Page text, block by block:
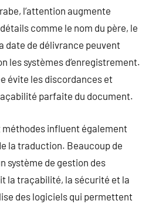
l’attention augmente
comme le nom du père, le
date de délivrance peuvent
les systèmes d’enregistrement.
évite les discordances et
parfaite du document.
méthodes influent également
la traduction. Beaucoup de
système de gestion des
la traçabilité, la sécurité et la
des logiciels qui permettent